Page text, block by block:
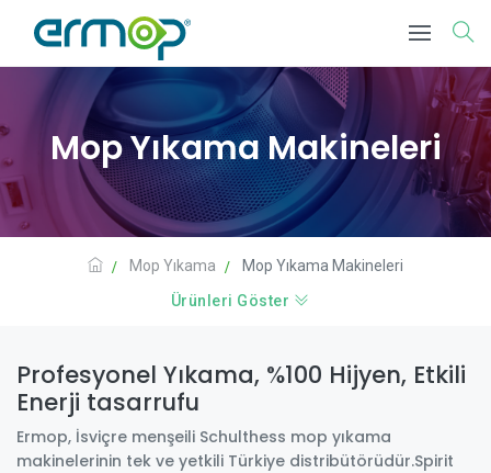
Mop Yıkama Makineleri
Mop Yıkama
Mop Yıkama Makineleri
Ürünleri Göster
Profesyonel Yıkama, %100 Hijyen, Etkili
Enerji tasarrufu
Ermop, İsviçre menşeili Schulthess mop yıkama
makinelerinin tek ve yetkili Türkiye distribütörüdür.Spirit